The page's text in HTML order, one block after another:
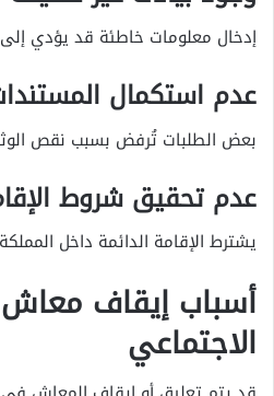
إدخال معلومات خاطئة قد يؤدي
عدم استكمال
بعض الطلبات تُرفض بسبب نقص
عدم تحقيق شروط
يشترط الإقامة الدائمة داخل
أسباب إيقاف
الاجتماعي